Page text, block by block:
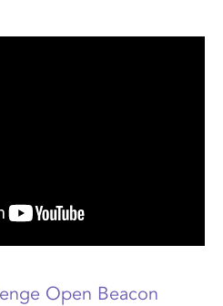
Open Beacon